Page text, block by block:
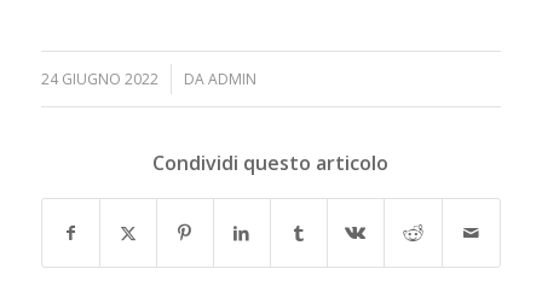
24 GIUGNO 2022 DAADMIN
Condividi questo articolo